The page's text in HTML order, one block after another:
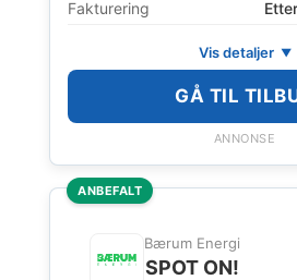
Fakturering
Vis detaljer
GÅ TIL
ANNONSE
ANBEFALT
Bærum Energi
SPOT ON!